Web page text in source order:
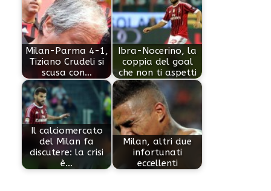
Milan-Parma 4-1,
Tiziano Crudeli si
scusa con…
Ibra-Nocerino, la
coppia del goal
che non ti aspetti
Il calciomercato
del Milan fa
discutere: la crisi
è…
Milan, altri due
infortunati
eccellenti